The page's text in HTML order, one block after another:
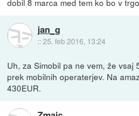
jan_g
::25. feb 2016, 13:24
Uh, za Simobil pa ne vem, že
prek mobilnih operaterjev. Na
430EUR.